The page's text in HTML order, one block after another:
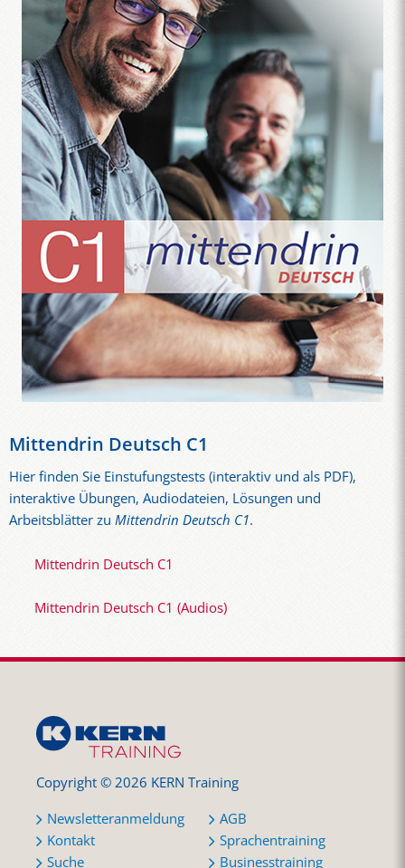
Mittendrin Deutsch C1
Hier finden Sie Einstufungstests (interaktiv und als PDF),
interaktive Übungen, Audiodateien, Lösungen und
Arbeitsblätter zu Mittendrin Deutsch C1.
Mittendrin Deutsch C1
Mittendrin Deutsch C1 (Audios)
Copyright © 2026 KERN Training
Newsletteranmeldung
Kontakt
Suche
AGB
Sprachentraining
Businesstraining